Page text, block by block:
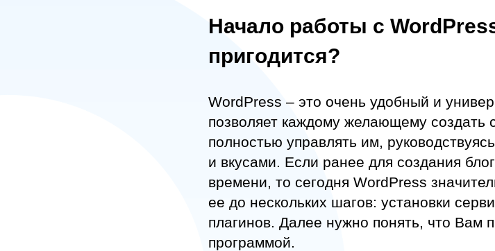
Начало работы с
пригодится?
WordPress – это очень удобный и
позволяет каждому желающему создать
полностью управлять им,
и вкусами. Если ранее для создания
времени, то сегодня WordPress
ее до нескольких шагов: установки
плагинов. Далее нужно понять, что Вам
программой.